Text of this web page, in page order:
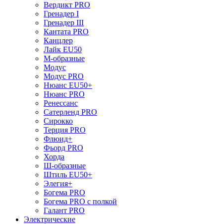
Вердикт PRO
Гренадер I
Гренадер III
Кантата PRO
Канцлер
Лайк EU50
М-образные
Модус
Модус PRO
Нюанс EU50+
Нюанс PRO
Ренессанс
Сатерленд PRO
Сирокко
Терция PRO
Флюид+
Фьорд PRO
Хорда
Ш-образные
Штиль EU50+
Элегия+
Богема PRO
Богема PRO с полкой
Галант PRO
Электрические